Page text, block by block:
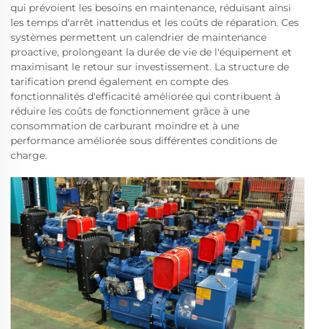
qui prévoient les besoins en maintenance, réduisant ainsi
les temps d'arrêt inattendus et les coûts de réparation. Ces
systèmes permettent un calendrier de maintenance
proactive, prolongeant la durée de vie de l'équipement et
maximisant le retour sur investissement. La structure de
tarification prend également en compte des
fonctionnalités d'efficacité améliorée qui contribuent à
réduire les coûts de fonctionnement grâce à une
consommation de carburant moindre et à une
performance améliorée sous différentes conditions de
charge.